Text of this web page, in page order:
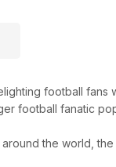
football fans
football fanatic
the world,